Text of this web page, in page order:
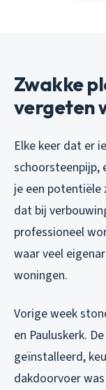
Zwakke
vergeten
Elke keer dat er
schoorsteenpijp,
je een potentiële
dat bij
professioneel
waar veel
woningen.
Vorige week
en Pauluskerk.
geïnstalleerd,
dakdoorvoer